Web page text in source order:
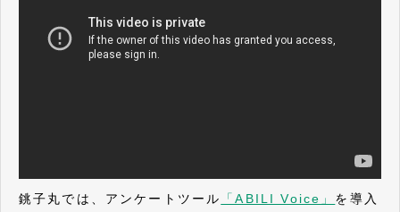
銚子丸では、アンケートツール 「ABILI Voice」 を導入